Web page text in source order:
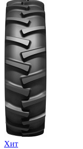
Хит